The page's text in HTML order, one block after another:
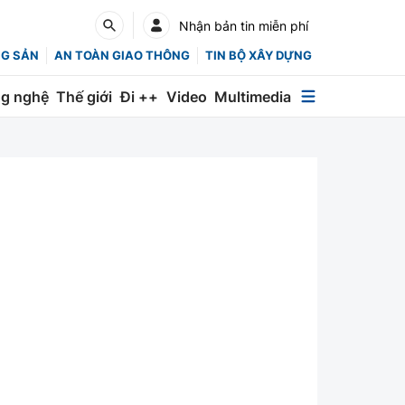
Nhận bản tin miễn phí
SẢN AN TOÀN GIAO THÔNG TIN BỘ XÂY DỰNG
nghệ Thế giới Đi ++ Video Multimedia